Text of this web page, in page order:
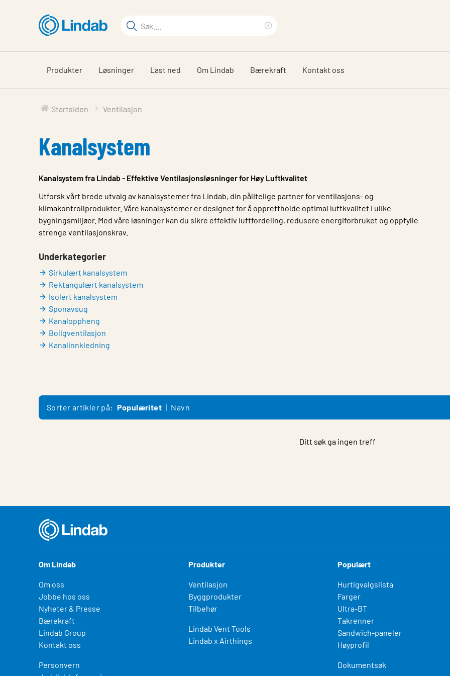
hovedinnhold
Søkeord
på
siden
search
phrase
Produkter Løsninger Last ned Om Lindab Bærekraft Kontakt oss
Startsiden Ventilasjon
Kanalsystem
Kanalsystem fra Lindab - Effektive Ventilasjonsløsninger for Høy Luftkvalitet
Utforsk vårt brede utvalg av kanalsystemer fra Lindab, din pålitelige partner for ventilasjons- og
klimakontrollprodukter. Våre kanalsystemer er designet for å opprettholde optimal luftkvalitet i ulike
bygningsmiljøer. Med våre løsninger kan du sikre effektiv luftfordeling, redusere energiforbruket og oppfylle
strenge ventilasjonskrav.
Underkategorier
Sirkulært kanalsystem
Rektangulært kanalsystem
Isolert kanalsystem
Sponavsug
Kanaloppheng
Boligventilasjon
Kanalinnkledning
Sorter artikler på: Populæritet Navn
Ditt søk ga ingen treff
Om Lindab
Om oss
Jobbe hos oss
Nyheter & Presse
Bærekraft
Lindab Group
Kontakt oss
Personvern
Produkter
Ventilasjon
Byggprodukter
Tilbehør
Lindab Vent Tools
Lindab x Airthings
Populært
Hurtigvalgslista
Farger
Ultra-BT
Takrenner
Sandwich-paneler
Høyprofil
Dokumentsøk